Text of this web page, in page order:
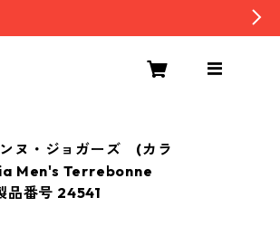
ヌ・ジョガーズ (カラ
Men's Terrebonne
番号 24541